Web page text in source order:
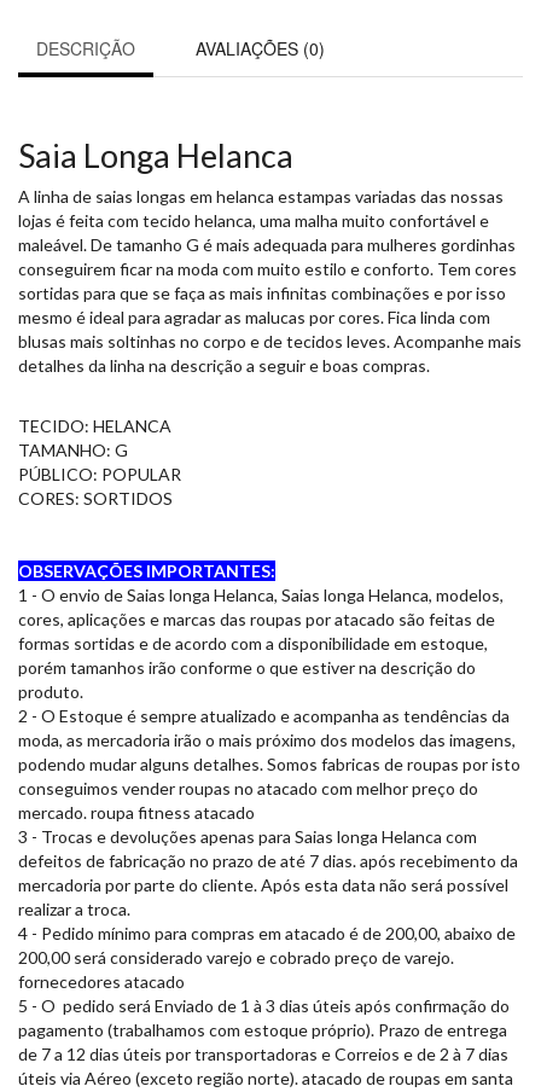
DESCRIÇÃO AVALIAÇÕES (0)
Saia Longa Helanca
A linha de saias longas em helanca estampas variadas das nossas
lojas é feita com tecido helanca, uma malha muito confortável e
maleável. De tamanho G é mais adequada para mulheres gordinhas
conseguirem ficar na moda com muito estilo e conforto. Tem cores
sortidas para que se faça as mais infinitas combinações e por isso
mesmo é ideal para agradar as malucas por cores. Fica linda com
blusas mais soltinhas no corpo e de tecidos leves. Acompanhe mais
detalhes da linha na descrição a seguir e boas compras.
TECIDO: HELANCA
TAMANHO: G
PÚBLICO: POPULAR
CORES: SORTIDOS
OBSERVAÇÕES IMPORTANTES:
1 - O envio de Saias longa Helanca, Saias longa Helanca, modelos,
cores, aplicações e marcas das roupas por atacado são feitas de
formas sortidas e de acordo com a disponibilidade em estoque,
porém tamanhos irão conforme o que estiver na descrição do
produto.
2 - O Estoque é sempre atualizado e acompanha as tendências da
moda, as mercadoria irão o mais próximo dos modelos das imagens,
podendo mudar alguns detalhes. Somos fabricas de roupas por isto
conseguimos vender roupas no atacado com melhor preço do
mercado. roupa fitness atacado
3 - Trocas e devoluções apenas para Saias longa Helanca com
defeitos de fabricação no prazo de até 7 dias. após recebimento da
mercadoria por parte do cliente. Após esta data não será possível
realizar a troca.
4 - Pedido mínimo para compras em atacado é de 200,00, abaixo de
200,00 será considerado varejo e cobrado preço de varejo.
fornecedores atacado
5 - O pedido será Enviado de 1 à 3 dias úteis após confirmação do
pagamento (trabalhamos com estoque próprio). Prazo de entrega
de 7 a 12 dias úteis por transportadoras e Correios e de 2 à 7 dias
úteis via Aéreo (exceto região norte). atacado de roupas em santa